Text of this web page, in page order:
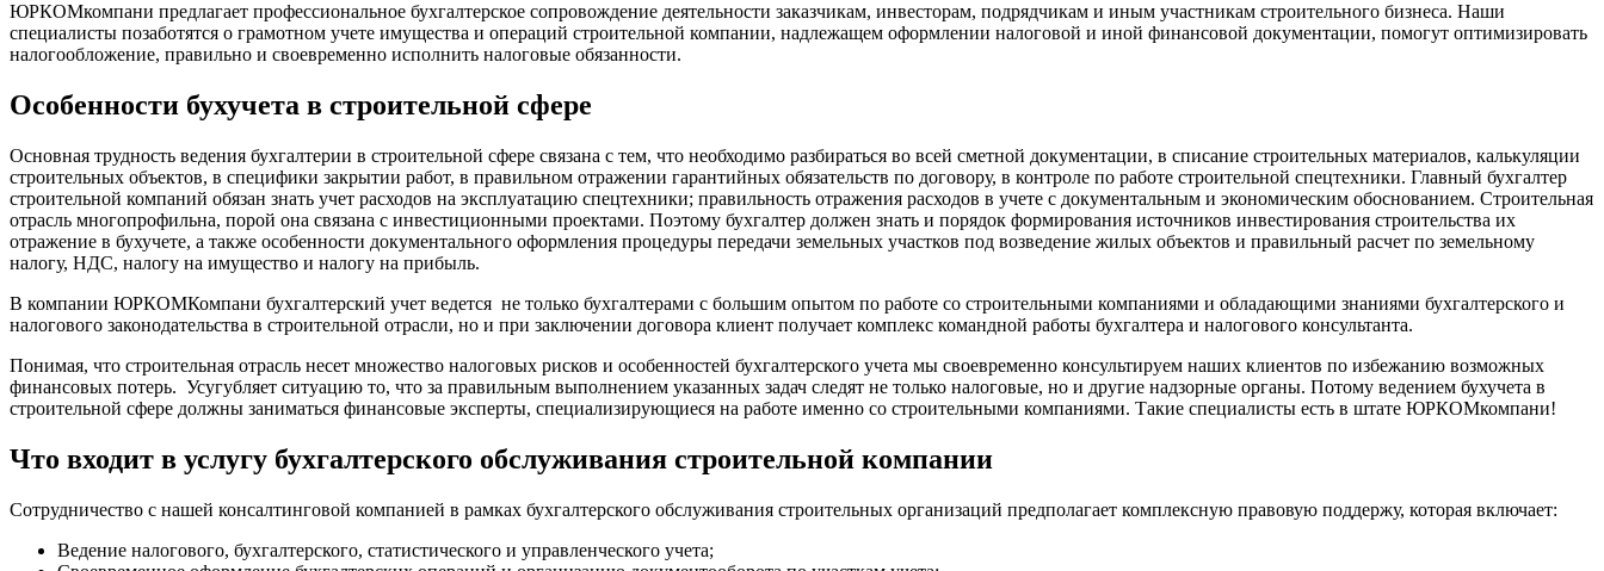
ЮРКОМкомпани предлагает профессиональное бухгалтерское сопровождение деятельности заказчикам, инвесторам, подрядчикам и иным участникам строительного бизнеса. Наши
специалисты позаботятся о грамотном учете имущества и операций строительной компании, надлежащем оформлении налоговой и иной финансовой документации, помогут оптимизировать
налогообложение, правильно и своевременно исполнить налоговые обязанности.
Особенности бухучета в строительной сфере
Основная трудность ведения бухгалтерии в строительной сфере связана с тем, что необходимо разбираться во всей сметной документации, в списание строительных материалов, калькуляции
строительных объектов, в специфики закрытии работ, в правильном отражении гарантийных обязательств по договору, в контроле по работе строительной спецтехники. Главный бухгалтер
строительной компаний обязан знать учет расходов на эксплуатацию спецтехники; правильность отражения расходов в учете с документальным и экономическим обоснованием. Строительная
отрасль многопрофильна, порой она связана с инвестиционными проектами. Поэтому бухгалтер должен знать и порядок формирования источников инвестирования строительства их
отражение в бухучете, а также особенности документального оформления процедуры передачи земельных участков под возведение жилых объектов и правильный расчет по земельному
налогу, НДС, налогу на имущество и налогу на прибыль.
В компании ЮРКОМКомпани бухгалтерский учет ведется не только бухгалтерами с большим опытом по работе со строительными компаниями и обладающими знаниями бухгалтерского и
налогового законодательства в строительной отрасли, но и при заключении договора клиент получает комплекс командной работы бухгалтера и налогового консультанта.
Понимая, что строительная отрасль несет множество налоговых рисков и особенностей бухгалтерского учета мы своевременно консультируем наших клиентов по избежанию возможных
финансовых потерь. Усугубляет ситуацию то, что за правильным выполнением указанных задач следят не только налоговые, но и другие надзорные органы. Потому ведением бухучета в
строительной сфере должны заниматься финансовые эксперты, специализирующиеся на работе именно со строительными компаниями. Такие специалисты есть в штате ЮРКОМкомпани!
Что входит в услугу бухгалтерского обслуживания строительной компании
Сотрудничество с нашей консалтинговой компанией в рамках бухгалтерского обслуживания строительных организаций предполагает комплексную правовую поддержу, которая включает:
Ведение налогового, бухгалтерского, статистического и управленческого учета;